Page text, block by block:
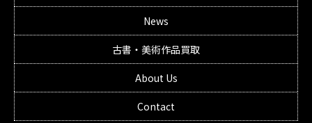
News
古書・美術作品買取
About Us
Contact